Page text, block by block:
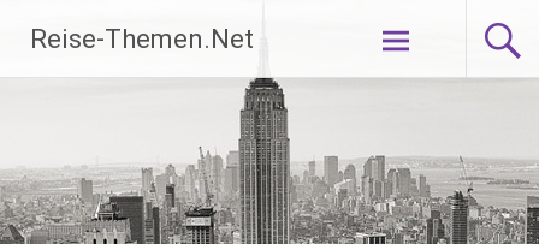
Inhalt
springen
Reise-Themen.Net